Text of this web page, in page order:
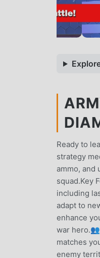
Ready to
strategy
ammo, and
squad.Key
including
adapt to
enhance
war
matches
enemy